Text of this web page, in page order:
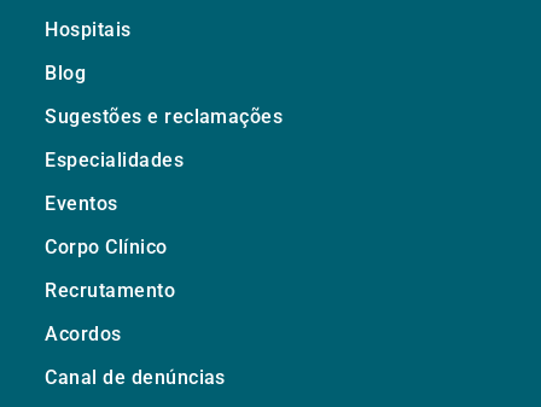
Hospitais
Blog
Sugestões e reclamações
Especialidades
Eventos
Corpo Clínico
Recrutamento
Acordos
Canal de denúncias